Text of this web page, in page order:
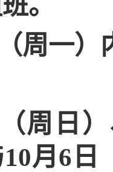
。
（周一）
周日
10月 6 日